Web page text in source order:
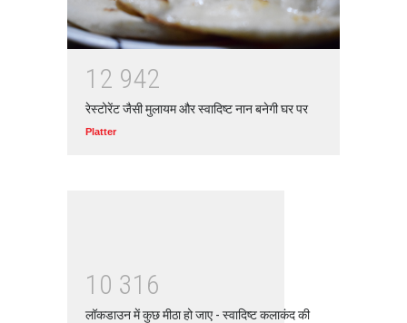
1 2 942
रेस्टोरेंट जैसी मुलायम और स्वादिष्ट नान बनेगी घर पर
Platter
1 0 31 6
लॉकडाउन में कुछ मीठा हो जाए - स्वादिष्ट कलाकंद की